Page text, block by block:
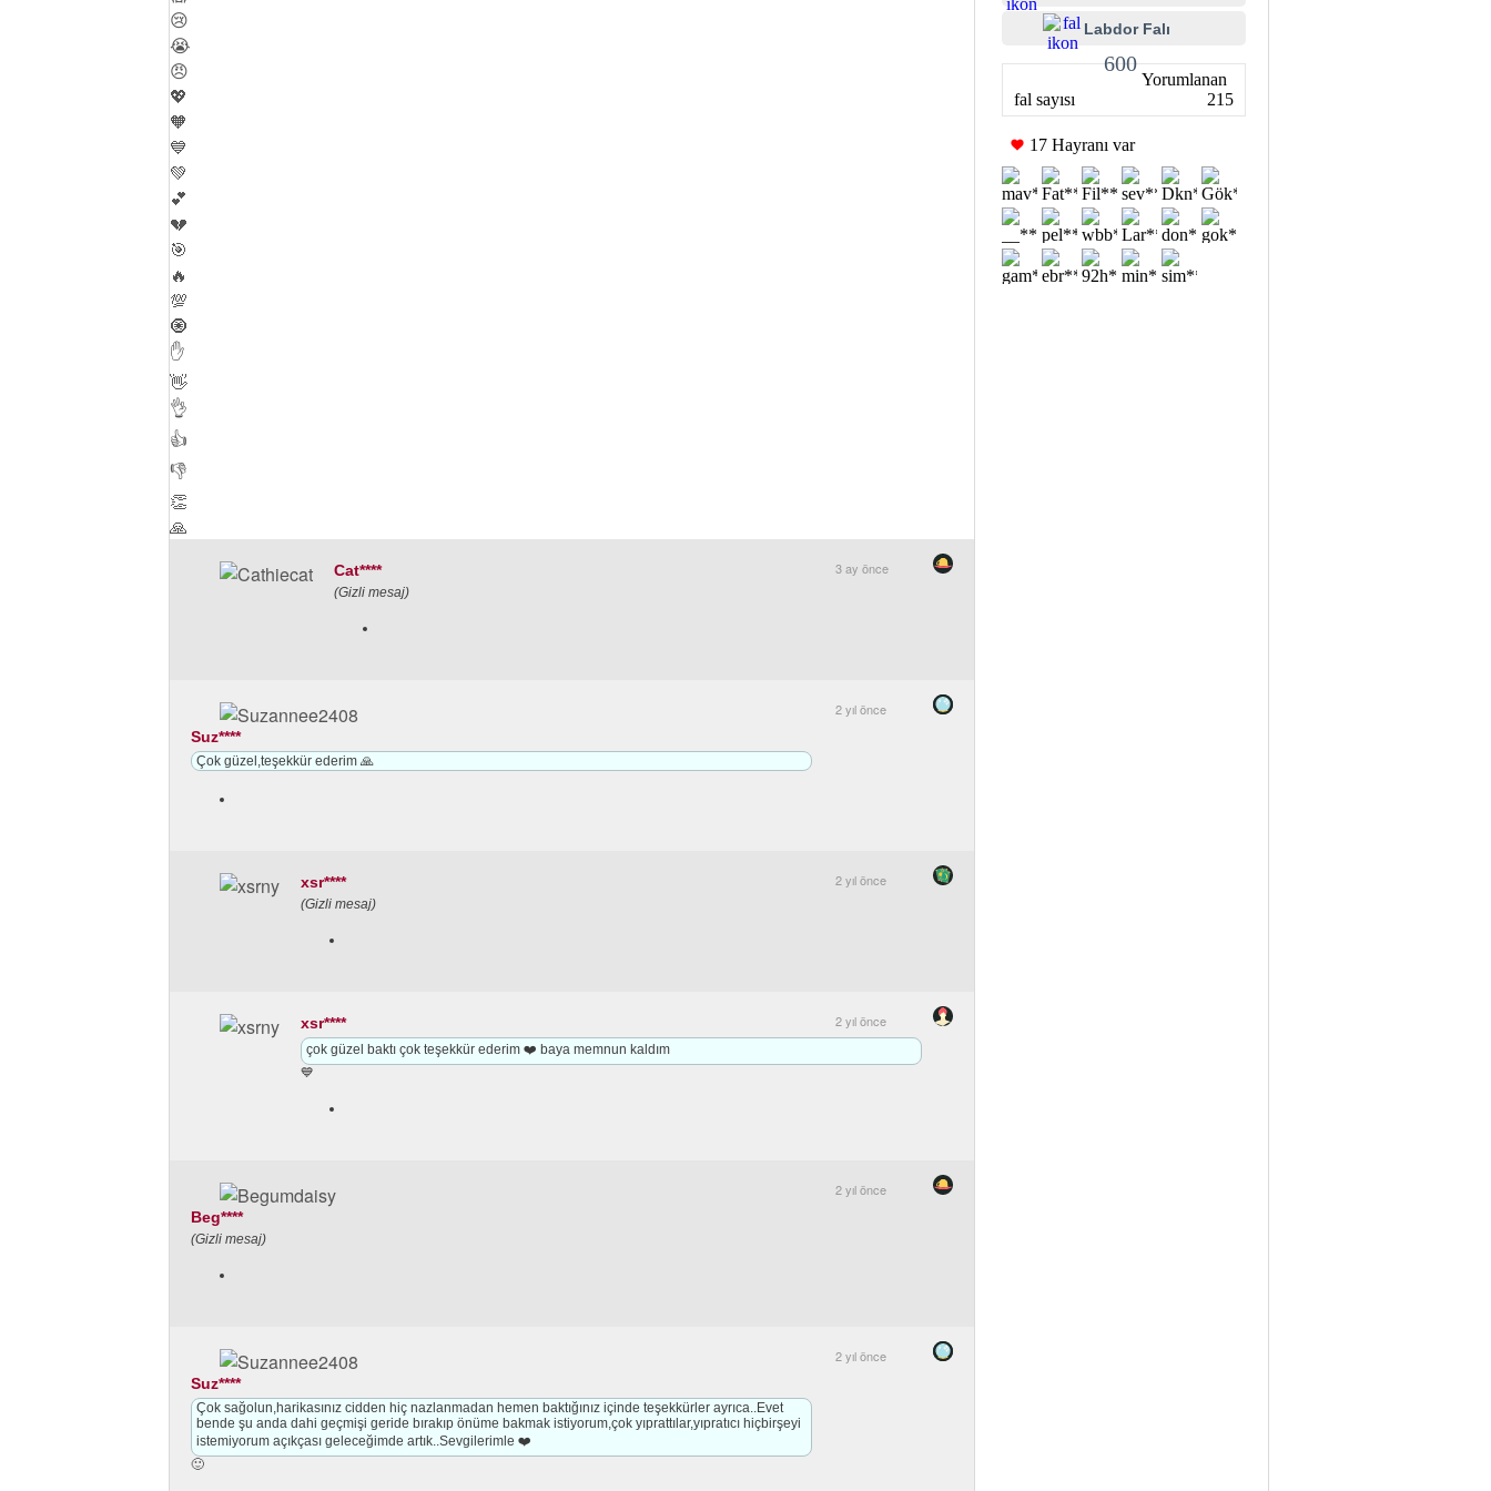
Labdor Falı
600
Yorumlanan
fal sayısı
215
17 Hayranı var
😢
😭
😠
💖
🧡
💙
💚
💕
💔
🎯
🔥
💯
🧿
✋
👋
👌
👍
👎
👏
🙏
3 ay önce
Cat****
(Gizli mesaj)
2 yıl önce
Suz****
Çok güzel,teşekkür ederim 🙏
2 yıl önce
xsr****
(Gizli mesaj)
2 yıl önce
xsr****
çok güzel baktı çok teşekkür ederim ❤️ baya memnun kaldım
💙
2 yıl önce
Beg****
(Gizli mesaj)
2 yıl önce
Suz****
Çok sağolun,harikasınız cidden hiç nazlanmadan hemen baktığınız içinde teşekkürler ayrıca..Evet
bende şu anda dahi geçmişi geride bırakıp önüme bakmak istiyorum,çok yıprattılar,yıpratıcı hiçbirşeyi
istemiyorum açıkçası geleceğimde artık..Sevgilerimle ❤️
🙂